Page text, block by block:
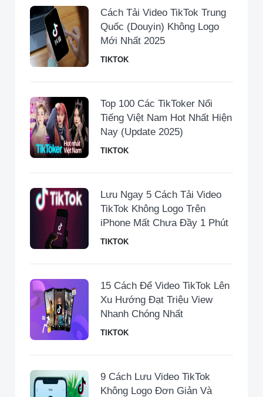
Cách Tải Video TikTok Trung
Quốc (Douyin) Không Logo
Mới Nhất 2025
TIKTOK
Top 100 Các TikToker Nổi
Tiếng Việt Nam Hot Nhất Hiện
Nay (Update 2025)
TIKTOK
Lưu Ngay 5 Cách Tải Video
TikTok Không Logo Trên
iPhone Mất Chưa Đầy 1 Phút
TIKTOK
15 Cách Để Video TikTok Lên
Xu Hướng Đạt Triệu View
Nhanh Chóng Nhất
TIKTOK
9 Cách Lưu Video TikTok
Không Logo Đơn Giản Và